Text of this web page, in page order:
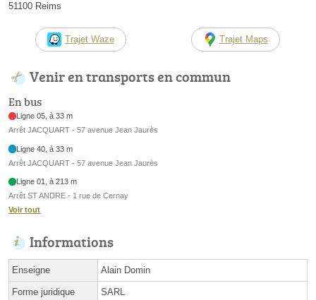
51100 Reims
Trajet Waze Trajet Maps
Venir en transports en commun
En bus
Ligne 05, à 33 m
Arrêt JACQUART - 57 avenue Jean Jaurès
Ligne 40, à 33 m
Arrêt JACQUART - 57 avenue Jean Jaurès
Ligne 01, à 213 m
Arrêt ST ANDRE - 1 rue de Cernay
Voir tout
Informations
Enseigne Alain Domin
Forme juridique SARL